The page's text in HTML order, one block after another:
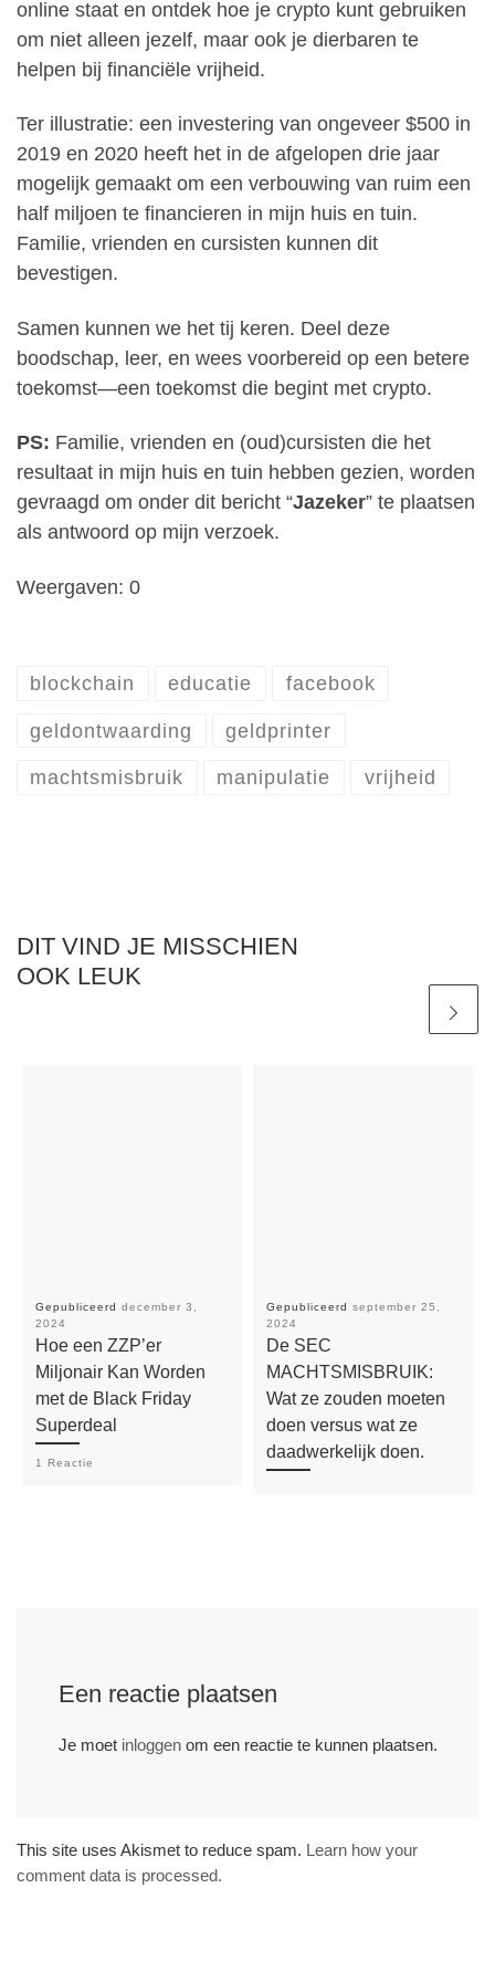
online staat en ontdek hoe je crypto kunt gebruiken
om niet alleen jezelf, maar ook je dierbaren te
helpen bij financiële vrijheid.
Ter illustratie: een investering van ongeveer $500 in
2019 en 2020 heeft het in de afgelopen drie jaar
mogelijk gemaakt om een verbouwing van ruim een
half miljoen te financieren in mijn huis en tuin.
Familie, vrienden en cursisten kunnen dit
bevestigen.
Samen kunnen we het tij keren. Deel deze
boodschap, leer, en wees voorbereid op een betere
toekomst—een toekomst die begint met crypto.
PS: Familie, vrienden en (oud)cursisten die het
resultaat in mijn huis en tuin hebben gezien, worden
gevraagd om onder dit bericht “Jazeker” te plaatsen
als antwoord op mijn verzoek.
Weergaven: 0
blockchain educatie facebook
geldontwaarding geldprinter
machtsmisbruik manipulatie vrijheid
DIT VIND JE MISSCHIEN
OOK LEUK
Gepubliceerd december 3,
2024
Hoe een ZZP’er
Miljonair Kan Worden
met de Black Friday
Superdeal
1 Reactie
Gepubliceerd september 25,
2024
De SEC
MACHTSMISBRUIK:
Wat ze zouden moeten
doen versus wat ze
daadwerkelijk doen.
Een reactie plaatsen
Je moet inloggenom een reactie te kunnen plaatsen.
This site uses Akismet to reduce spam. Learn how your
comment data is processed.